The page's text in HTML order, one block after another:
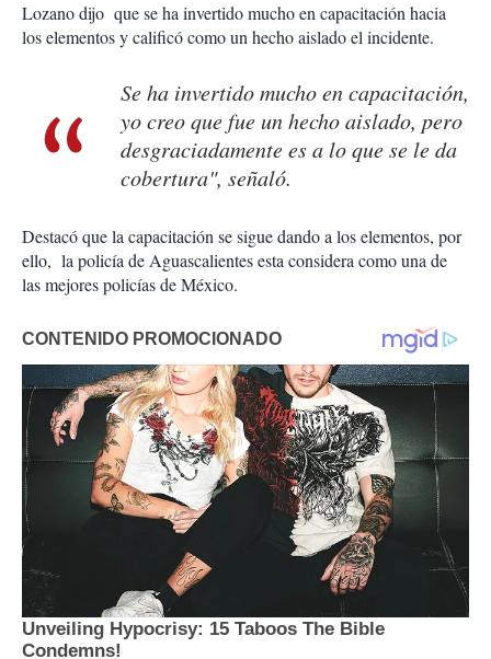
Lozano dijo que se ha invertido mucho en capacitación hacia
los elementos y calificó como un hecho aislado el incidente.
Se ha invertido mucho en capacitación,
yo creo que fue un hecho aislado, pero
desgraciadamente es a lo que se le da
cobertura", señaló.
Destacó que la capacitación se sigue dando a los elementos, por
ello, la policía de Aguascalientes esta considera como una de
las mejores policías de México.